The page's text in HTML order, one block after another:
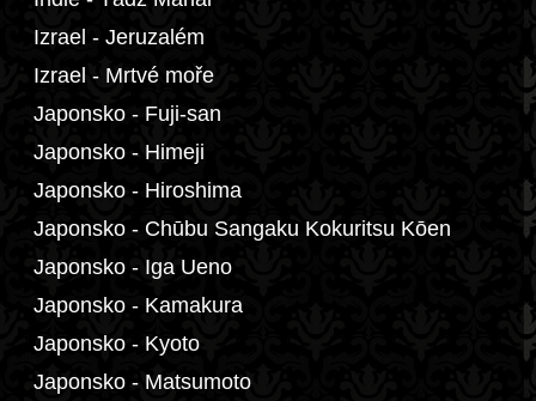
Izrael - Jeruzalém
Izrael - Mrtvé moře
Japonsko - Fuji-san
Japonsko - Himeji
Japonsko - Hiroshima
Japonsko - Chūbu Sangaku Kokuritsu Kōen
Japonsko - Iga Ueno
Japonsko - Kamakura
Japonsko - Kyoto
Japonsko - Matsumoto